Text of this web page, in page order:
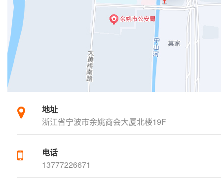
地址
浙江省宁波市余姚商会大厦北楼19F
电话
13777226671